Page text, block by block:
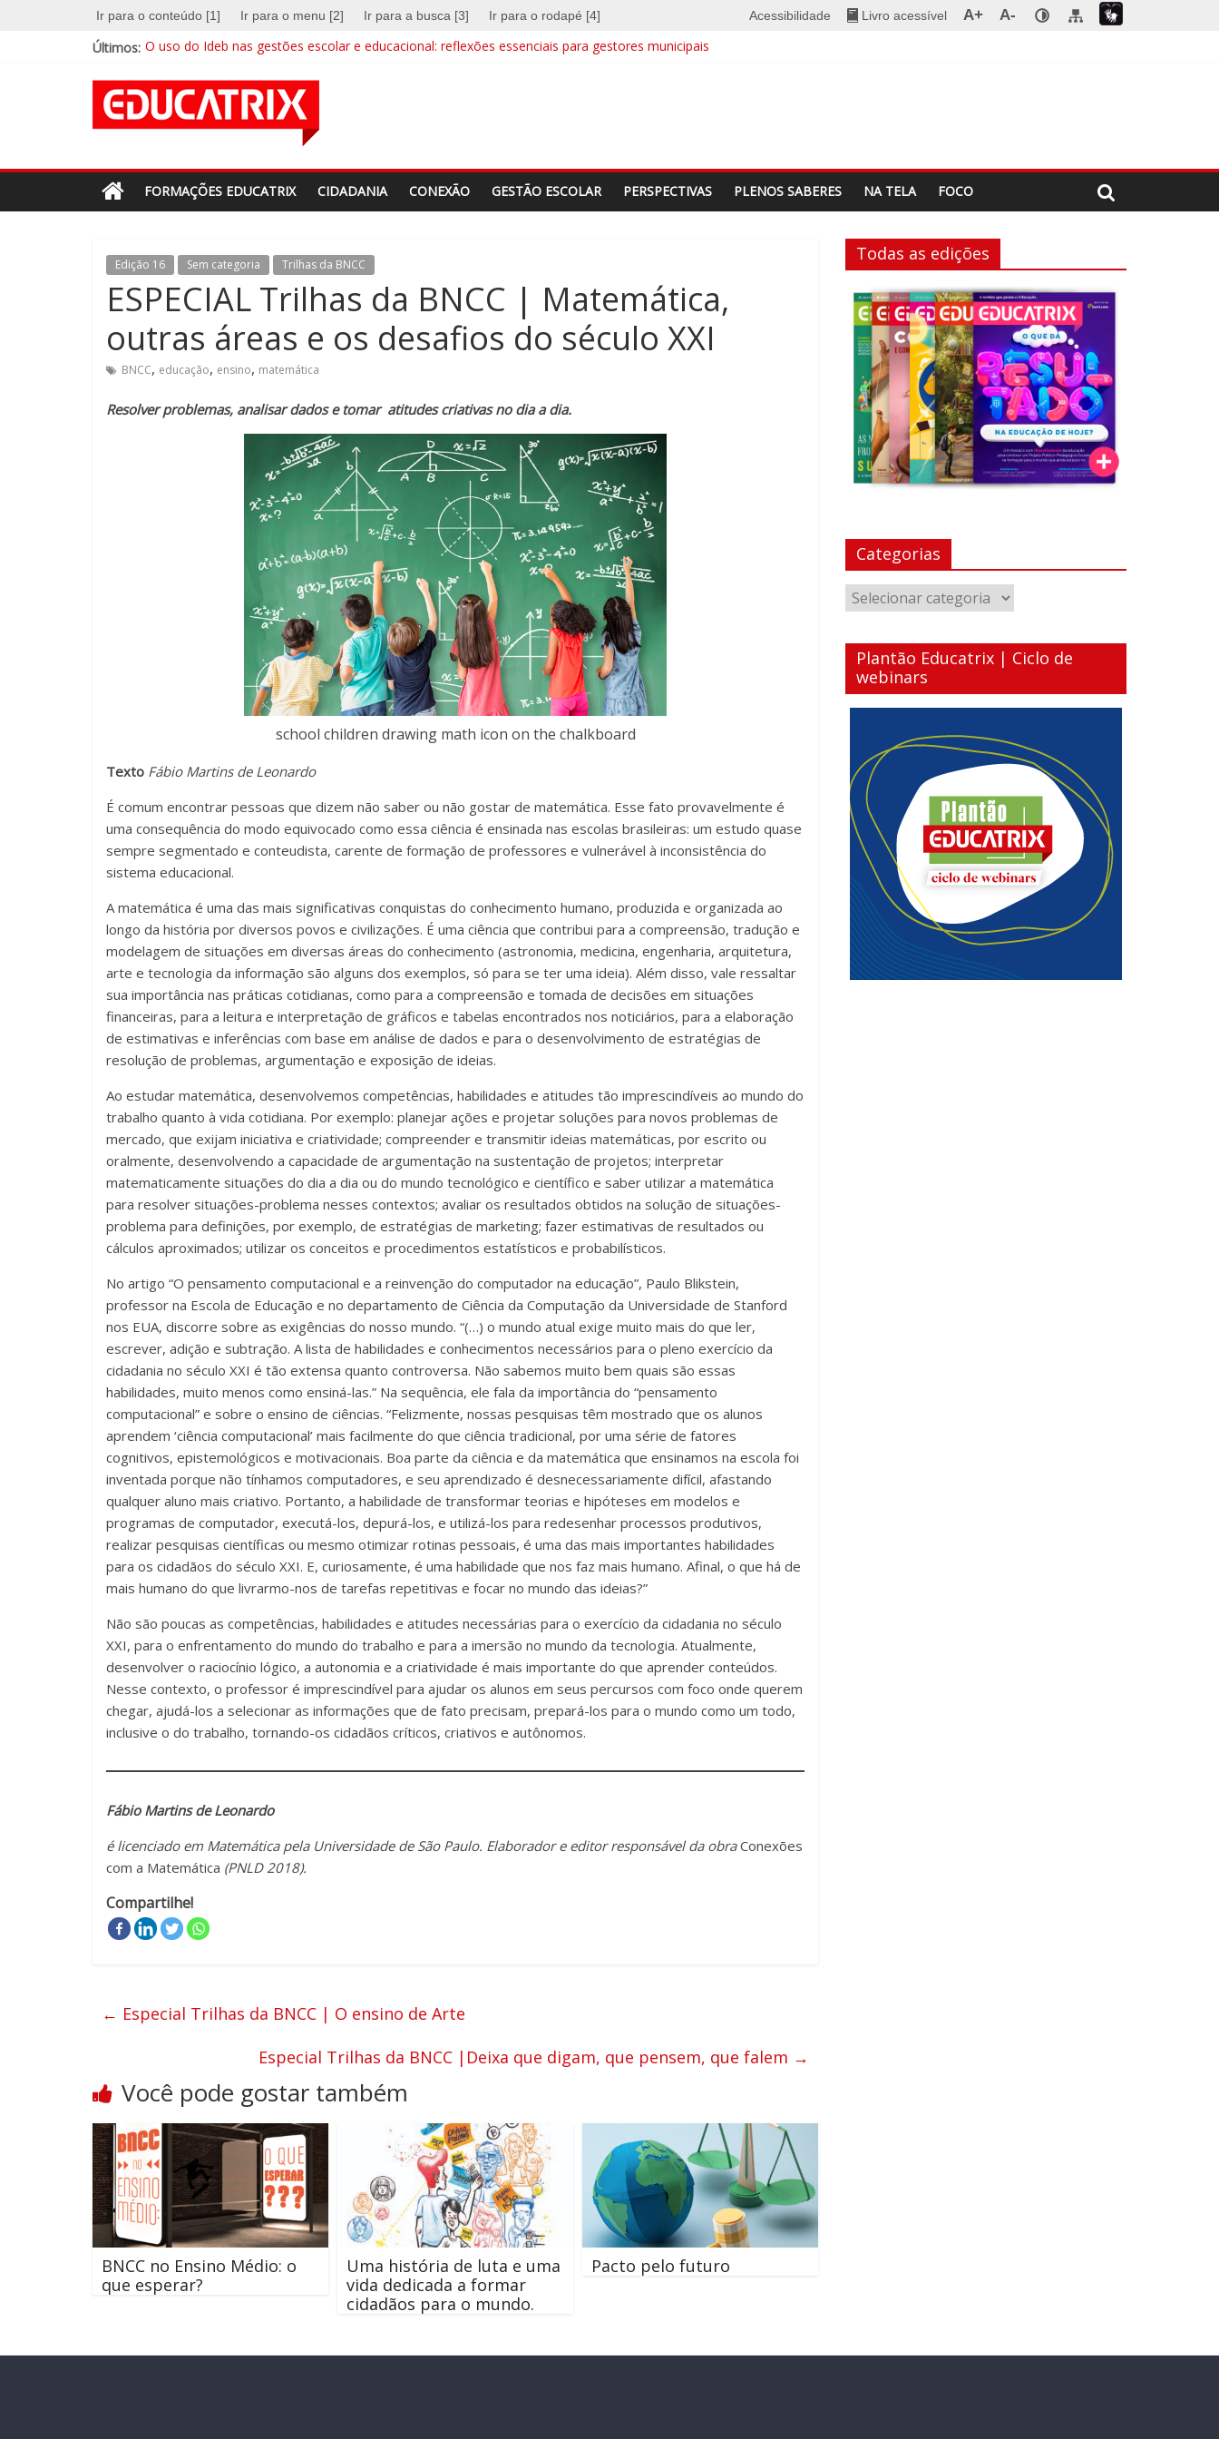
Ir para o conteúdo [1] Ir para o menu [2] Ir para a busca [3] Ir para o rodapé [4] Acessibilidade Livro acessível A+
A-
Últimos: O uso do Ideb nas gestões escolar e educacional: reflexões essenciais para gestores municipais
EDUCATRIX 28 | Baixe já a nova edição
Mentalidades matemáticas: a abordagem que quebra barreiras
Educação integral cresce no país e busca sua identidade
Revista
Educatrix
–
Editora
Moderna
Estamos
em
transformação.
outras
possibilidades
em
sala
de
aula,
reforçando
papel
transformador
da
escola
para
expandir
perspectivas
acompanhar
as
realizações
dos
alunos.
Esse
propósito
Educatrix!
FORMAÇÕES EDUCATRIX CIDADANIA CONEXÃO GESTÃO ESCOLAR PERSPECTIVAS PLENOS SABERES NA TELA FOCO
Edição 16 Sem categoria Trilhas da BNCC
ESPECIAL Trilhas da BNCC | Matemática,
outras áreas e os desafios do século XXI
BNCC, educação, ensino, matemática
Resolver problemas, analisar dados e tomar atitudes criativas no dia a dia.
school children drawing math icon on the chalkboard
Texto Fábio Martins de Leonardo
É comum encontrar pessoas que dizem não saber ou não gostar de matemática. Esse fato provavelmente é
uma consequência do modo equivocado como essa ciência é ensinada nas escolas brasileiras: um estudo quase
sempre segmentado e conteudista, carente de formação de professores e vulnerável à inconsistência do
sistema educacional.
A matemática é uma das mais significativas conquistas do conhecimento humano, produzida e organizada ao
longo da história por diversos povos e civilizações. É uma ciência que contribui para a compreensão, tradução e
modelagem de situações em diversas áreas do conhecimento (astronomia, medicina, engenharia, arquitetura,
arte e tecnologia da informação são alguns dos exemplos, só para se ter uma ideia). Além disso, vale ressaltar
sua importância nas práticas cotidianas, como para a compreensão e tomada de decisões em situações
financeiras, para a leitura e interpretação de gráficos e tabelas encontrados nos noticiários, para a elaboração
de estimativas e inferências com base em análise de dados e para o desenvolvimento de estratégias de
resolução de problemas, argumentação e exposição de ideias.
Ao estudar matemática, desenvolvemos competências, habilidades e atitudes tão imprescindíveis ao mundo do
trabalho quanto à vida cotidiana. Por exemplo: planejar ações e projetar soluções para novos problemas de
mercado, que exijam iniciativa e criatividade; compreender e transmitir ideias matemáticas, por escrito ou
oralmente, desenvolvendo a capacidade de argumentação na sustentação de projetos; interpretar
matematicamente situações do dia a dia ou do mundo tecnológico e científico e saber utilizar a matemática
para resolver situações-problema nesses contextos; avaliar os resultados obtidos na solução de situações-
problema para definições, por exemplo, de estratégias de marketing; fazer estimativas de resultados ou
cálculos aproximados; utilizar os conceitos e procedimentos estatísticos e probabilísticos.
No artigo “O pensamento computacional e a reinvenção do computador na educação”, Paulo Blikstein,
professor na Escola de Educação e no departamento de Ciência da Computação da Universidade de Stanford
nos EUA, discorre sobre as exigências do nosso mundo. “(…) o mundo atual exige muito mais do que ler,
escrever, adição e subtração. A lista de habilidades e conhecimentos necessários para o pleno exercício da
cidadania no século XXI é tão extensa quanto controversa. Não sabemos muito bem quais são essas
habilidades, muito menos como ensiná-las.” Na sequência, ele fala da importância do “pensamento
computacional” e sobre o ensino de ciências. “Felizmente, nossas pesquisas têm mostrado que os alunos
aprendem ‘ciência computacional’ mais facilmente do que ciência tradicional, por uma série de fatores
cognitivos, epistemológicos e motivacionais. Boa parte da ciência e da matemática que ensinamos na escola foi
inventada porque não tínhamos computadores, e seu aprendizado é desnecessariamente difícil, afastando
qualquer aluno mais criativo. Portanto, a habilidade de transformar teorias e hipóteses em modelos e
programas de computador, executá-los, depurá-los, e utilizá-los para redesenhar processos produtivos,
realizar pesquisas científicas ou mesmo otimizar rotinas pessoais, é uma das mais importantes habilidades
para os cidadãos do século XXI. E, curiosamente, é uma habilidade que nos faz mais humano. Afinal, o que há de
mais humano do que livrarmo-nos de tarefas repetitivas e focar no mundo das ideias?”
Não são poucas as competências, habilidades e atitudes necessárias para o exercício da cidadania no século
XXI, para o enfrentamento do mundo do trabalho e para a imersão no mundo da tecnologia. Atualmente,
desenvolver o raciocínio lógico, a autonomia e a criatividade é mais importante do que aprender conteúdos.
Nesse contexto, o professor é imprescindível para ajudar os alunos em seus percursos com foco onde querem
chegar, ajudá-los a selecionar as informações que de fato precisam, prepará-los para o mundo como um todo,
inclusive o do trabalho, tornando-os cidadãos críticos, criativos e autônomos.
Fábio Martins de Leonardo
é licenciado em Matemática pela Universidade de São Paulo. Elaborador e editor responsável da obraConexões
com a Matemática (PNLD 2018).
Compartilhe!
← Especial Trilhas da BNCC | O ensino de Arte
Especial Trilhas da BNCC |Deixa que digam, que pensem, que falem →
Você pode gostar também
BNCC no Ensino Médio: o
que esperar?
Uma história de luta e uma
vida dedicada a formar
cidadãos para o mundo.
Pacto pelo futuro
Todas as edições
Categorias
Categorias
Plantão Educatrix | Ciclo de
webinars